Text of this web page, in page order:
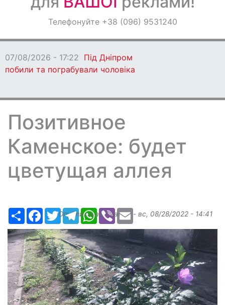
ОголошенняТелефонуйте +38 (096) 9531240
07/08/2026 - 17:22 Під Дніпром
побили та пограбували чоловіка
Позитивное
Каменское: будет
цветущая аллея
РесурсFacebook
TwitterTelegramWhatsApp
ViberEmail
Опубликованоslavkin - вс, 08/28/2022 - 14:41